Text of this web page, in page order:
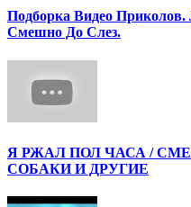
Подборка Видео
Смешно До Слез.
Я РЖАЛ ПОЛ ЧАСА /
СОБАКИ И ДРУГИЕ